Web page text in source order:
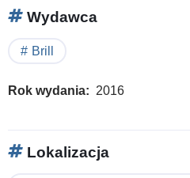
Wydawca
Brill
Rok wydania 2016
Lokalizacja